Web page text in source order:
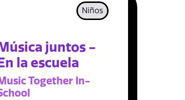
Niños
juntos -
la escuela
Together In-